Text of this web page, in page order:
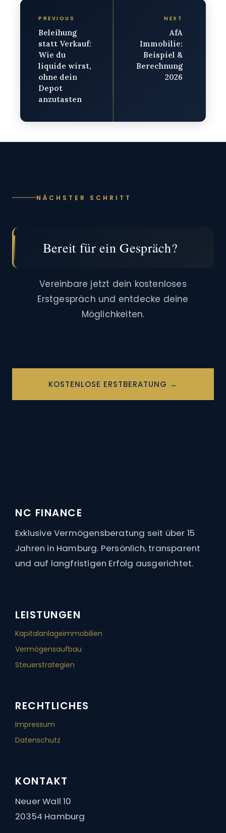
PREVIOUS
Beleihung
statt Verkauf:
Wie du
liquide wirst,
ohne dein
Depot
anzutasten
NEXT
AfA
Immobilie:
Beispiel &
Berechnung
2026
NÄCHSTER SCHRITT
Bereit für ein Gespräch?
Vereinbare jetzt dein kostenloses
Erstgespräch und entdecke deine
Möglichkeiten.
KOSTENLOSE ERSTBERATUNG →
mbH
NC FINANCE
Exklusive Vermögensberatung seit über 15
Jahren in Hamburg. Persönlich, transparent
und auf langfristigen Erfolg ausgerichtet.
LEISTUNGEN
Kapitalanlage­immobilien
Vermögensaufbau
Steuerstrategien
RECHTLICHES
Impressum
Datenschutz
KONTAKT
Neuer Wall 10
20354 Hamburg